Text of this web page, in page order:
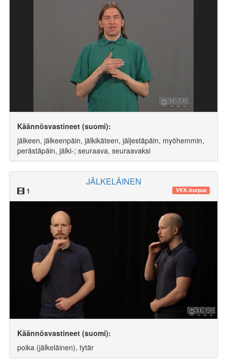
Käännösvastineet (suomi):
jälkeen, jälkeenpäin, jälkikäteen, jäljestäpäin, myöhemmin,
perästäpäin, jälki-; seuraava, seuraavaksi
JÄLKELÄINEN
1 VKK-korpus
Käännösvastineet (suomi):
poika (jälkeläinen), tytär